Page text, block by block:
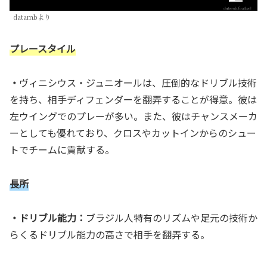
datambより
プレースタイル
・ ヴィニシウス・ジュニオールは、圧倒的なドリブル技術
を持ち、相手ディフェンダーを翻弄することが得意。彼は
左ウイングでのプレーが多い。また、彼はチャンスメーカ
ーとしても優れており、クロスやカットインからのシュー
トでチームに貢献する。
長所
・ドリブル能力： ブラジル人特有のリズムや足元の技術か
らくるドリブル能力の高さで相手を翻弄する。